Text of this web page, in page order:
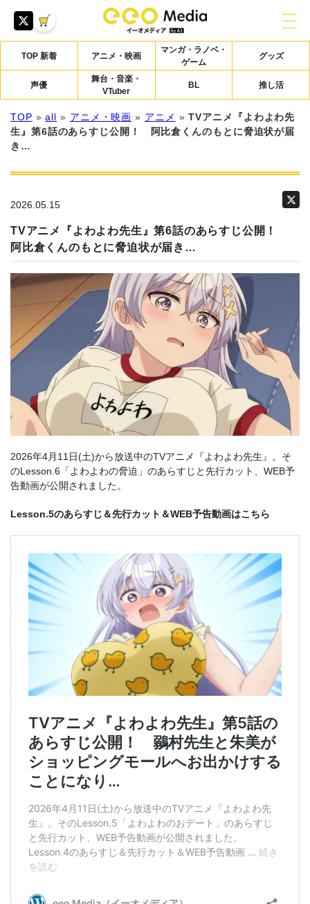
TOP 新着 アニメ・映画
マンガ・ラノベ・
ゲーム
グッズ
声優
舞台・音楽・
VTuber
BL 推し活
TOP »all » アニメ・映画 » アニメ »TVアニメ『よわよわ先
生』第6話のあらすじ公開！ 阿比倉くんのもとに脅迫状が届
き…
2026.05.15
TVアニメ『よわよわ先生』第6話のあらすじ公開！
阿比倉くんのもとに脅迫状が届き…
2026年4月11日(土)から放送中のTVアニメ『よわよわ先生』。そ
のLesson.6「よわよわの脅迫」のあらすじと先行カット、WEB予
告動画が公開されました。
Lesson.5のあらすじ＆先行カット＆WEB予告動画はこちら